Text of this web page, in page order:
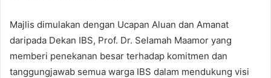
Majlis dimulakan dengan Ucapan Aluan dan Amanat
daripada Dekan IBS, Prof. Dr. Selamah Maamor yang
memberi penekanan besar terhadap komitmen dan
tanggungjawab semua warga IBS dalam mendukung visi